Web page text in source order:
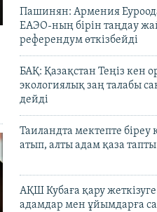
Пашинян: Армения
ЕАЭО-ның бірін таңдау
референдум өткізбейді
БАҚ: Қазақстан Теңіз кен
экологиялық заң талабы
дейді
Таиландта мектепте біреу
атып, алты адам қаза тапты
АҚШ Кубаға қару
адамдар мен ұйымдарға